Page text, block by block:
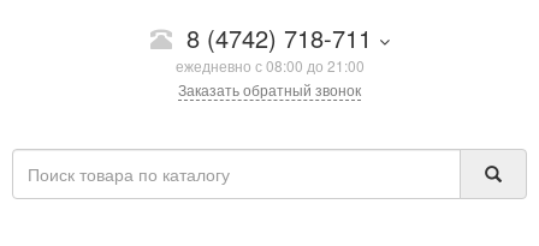
8 (4742) 718-711
ежедневно с 08:00 до 21:00
Заказать обратный звонок